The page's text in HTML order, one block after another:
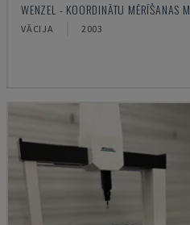
WENZEL - KOORDINĀTU MĒRĪŠANAS
VĀCIJA 2003